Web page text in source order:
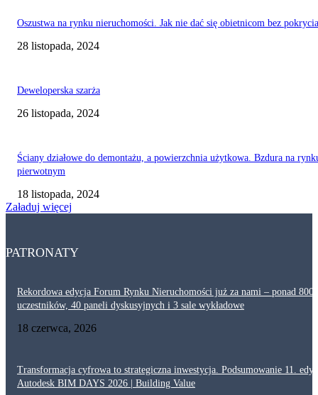
Oszustwa na rynku nieruchomości. Jak nie dać się obietnicom bez
28 listopada, 2024
Deweloperska szarża
26 listopada, 2024
Ściany działowe do demontażu, a powierzchnia użytkowa. Bzdura na
pierwotnym
18 listopada, 2024
Załaduj więcej
PATRONATY
Rekordowa edycja Forum Rynku Nieruchomości już za nami – ponad 800
uczestników, 40 paneli dyskusyjnych i 3 sale wykładowe
18 czerwca, 2026
Transformacja cyfrowa to strategiczna inwestycja. Podsumowanie 11.
Autodesk BIM DAYS 2026 | Building Value